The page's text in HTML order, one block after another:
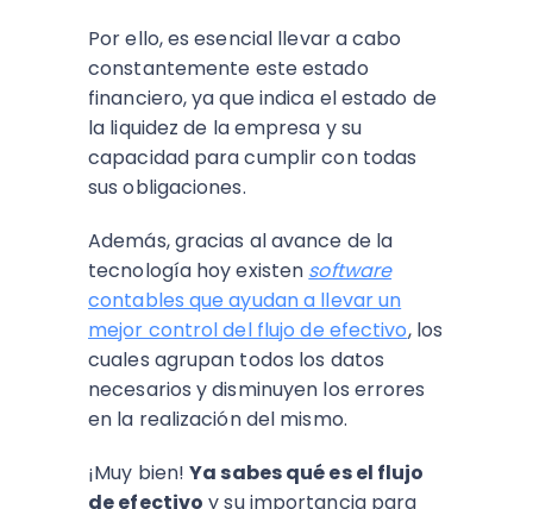
Por ello, es esencial llevar a cabo
constantemente este estado
financiero, ya que indica el estado de
la liquidez de la empresa y su
capacidad para cumplir con todas
sus obligaciones.
Además, gracias al avance de la
tecnología hoy existen software
contables que ayudan a llevar un
mejor control del flujo de efectivo, los
cuales agrupan todos los datos
necesarios y disminuyen los errores
en la realización del mismo.
¡Muy bien!Ya sabes qué es el flujo
de efectivo y su importancia para